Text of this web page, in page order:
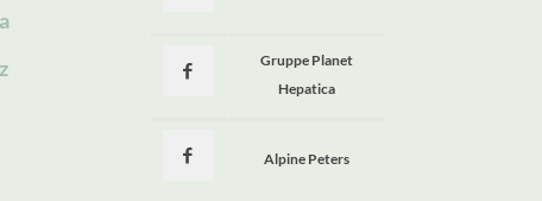
Gruppe Planet
Hepatica
Alpine Peters